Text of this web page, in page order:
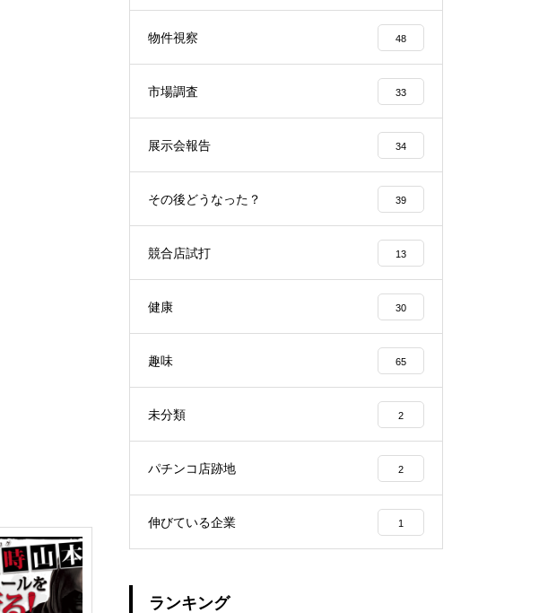
工事中
物件視察 48
市場調査 33
展示会報告 34
その後どうなった？ 39
競合店試打 13
健康 30
趣味 65
未分類 2
パチンコ店跡地 2
伸びている企業 1
ランキング